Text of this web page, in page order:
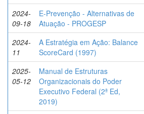
2024-
09-18
E-Prevenção - Alternativas de
Atuação - PROGESP
2024-
11
A Estratégia em Ação: Balance
ScoreCard (1997)
2025-
05-12
Manual de Estruturas
Organizacionais do Poder
Executivo Federal (2ª Ed,
2019)